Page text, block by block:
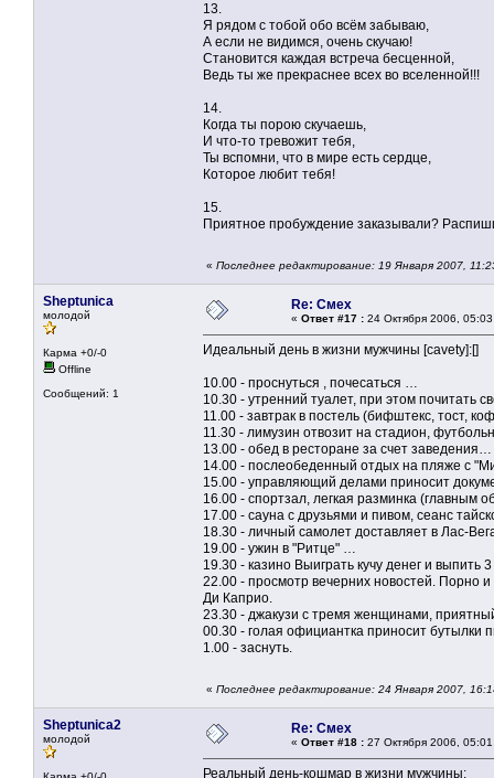
13.
Я рядом с тобой обо всём забываю,
А если не видимся, очень скучаю!
Становится каждая встреча бесценной,
Ведь ты же прекраснее всех во вселенной!!!
14.
Когда ты порою скучаешь,
И что-то тревожит тебя,
Ты вспомни, что в мире есть сердце,
Которое любит тебя!
15.
Приятное пробуждение заказывали?
« Последнее редактирование: 19 Января 2007,
Sheptunica
молодой
Карма +0/-0
Offline
Сообщений: 1
Re: Смех
« Ответ #17 : 24 Октября 2006,
Идеальный день в жизни мужчины [cavety]:[]
10.00 - проснуться , почесаться …
10.30 - утренний туалет, при этом почитать
11.00 - завтрак в постель (бифштекс, тост,
11.30 - лимузин отвозит на стадион,
13.00 - обед в ресторане за счет заведения…
14.00 - послеобеденный отдых на пляже с
15.00 - управляющий делами приносит
16.00 - спортзал, легкая разминка
17.00 - сауна с друзьями и пивом, сеанс
18.30 - личный самолет доставляет в Лас-
19.00 - ужин в "Ритце" …
19.30 - казино Выиграть кучу денег и выпить
22.00 - просмотр вечерних новостей. Порно
Ди Каприо.
23.30 - джакузи с тремя женщинами,
00.30 - голая официантка приносит бутылки
1.00 - заснуть.
« Последнее редактирование: 24 Января 2007,
Sheptunica2
молодой
Re: Смех
« Ответ #18 : 27 Октября 2006,
Реальный день-кошмар в жизни мужчины: